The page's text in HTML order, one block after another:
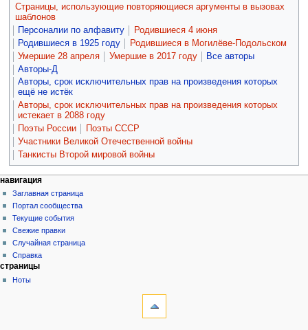
Страницы, использующие повторяющиеся аргументы в вызовах
шаблонов
Персоналии по алфавиту
Родившиеся 4 июня
Родившиеся в 1925 году
Родившиеся в Могилёве-Подольском
Умершие 28 апреля
Умершие в 2017 году
Все авторы
Авторы-Д
Авторы, срок исключительных прав на произведения которых
ещё не истёк
Авторы, срок исключительных прав на произведения которых
истекает в 2088 году
Поэты России
Поэты СССР
Участники Великой Отечественной войны
Танкисты Второй мировой войны
навигация
Заглавная страница
Портал сообщества
Текущие события
Свежие правки
Случайная страница
Справка
страницы
Ноты